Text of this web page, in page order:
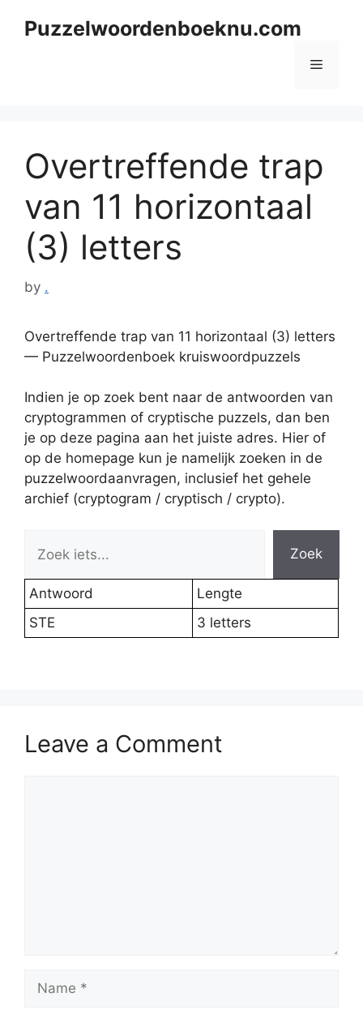
Puzzelwoordenboeknu.com
Menu
Overtreffende trap
van 11 horizontaal
(3) letters
by .
Overtreffende trap van 11 horizontaal (3) letters
— Puzzelwoordenboek kruiswoordpuzzels
Indien je op zoek bent naar de antwoorden van
cryptogrammen of cryptische puzzels, dan ben
je op deze pagina aan het juiste adres. Hier of
op de homepage kun je namelijk zoeken in de
puzzelwoordaanvragen, inclusief het gehele
archief (cryptogram / cryptisch / crypto).
Zoek
Antwoord
Lengte
STE
3 letters
Leave a Comment